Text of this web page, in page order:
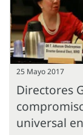
25 Mayo 2017
Directores
universal